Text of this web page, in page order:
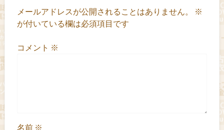
メールアドレスが公開されることはありません。
※
が付いている欄は必須項目です
コメント ※
名前 ※